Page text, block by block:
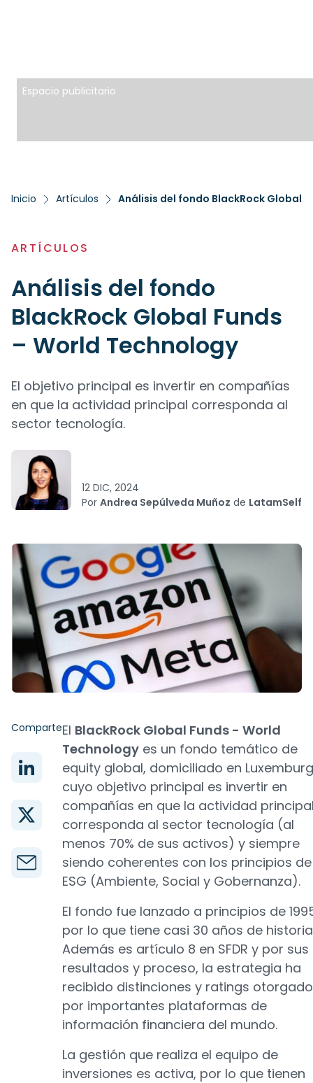
Espacio publicitario
Inicio Artículos Análisis del fondo BlackRock Global
ARTÍCULOS
Análisis del fondo
BlackRock Global Funds
– World Technology
El objetivo principal es invertir en compañías
en que la actividad principal corresponda al
sector tecnología.
12 DIC, 2024
Por Andrea Sepúlveda Muñoz de LatamSelf
ComparteEl BlackRock Global Funds - World
Technology es un fondo temático de
equity global, domiciliado en
cuyo objetivo principal es invertir en
compañías en que la actividad
corresponda al sector tecnología (al
menos 70% de sus activos) y siempre
siendo coherentes con los principios de
ESG (Ambiente, Social y Gobernanza).
El fondo fue lanzado a principios de
por lo que tiene casi 30 años de
Además es artículo 8 en SFDR y por sus
resultados y proceso, la estrategia ha
recibido distinciones y ratings
por importantes plataformas de
información financiera del mundo.
La gestión que realiza el equipo de
inversiones es activa, por lo que tienen